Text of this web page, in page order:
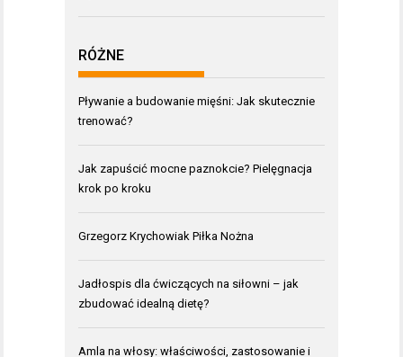
RÓŻNE
Pływanie a budowanie mięśni: Jak skutecznie
trenować?
Jak zapuścić mocne paznokcie? Pielęgnacja
krok po kroku
Grzegorz Krychowiak Piłka Nożna
Jadłospis dla ćwiczących na siłowni – jak
zbudować idealną dietę?
Amla na włosy: właściwości, zastosowanie i